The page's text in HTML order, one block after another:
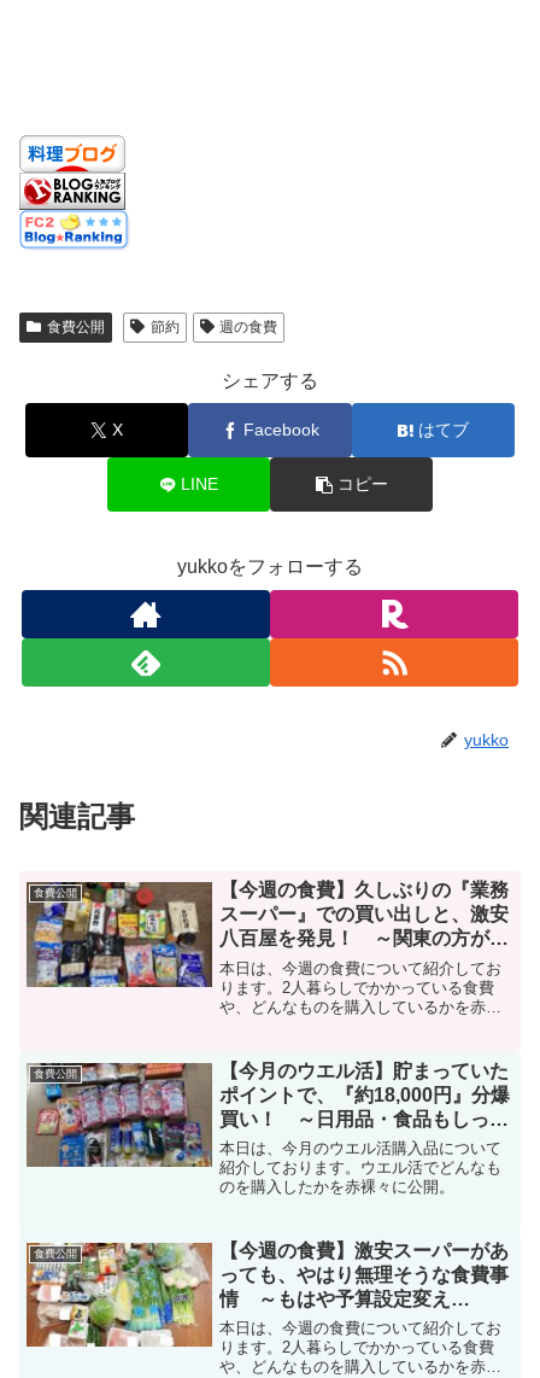
食費公開 節約 週の食費
シェアする
X Facebook はてブ
LINE コピー
yukkoをフォローする
yukko
関連記事
食費公開
【今週の食費】久しぶりの『業務
スーパー』での買い出しと、激安
八百屋を発見！ ～関東の方が物
価が安い？編|дﾟ)～
本日は、今週の食費について紹介してお
ります。2人暮らしでかかっている食費
や、どんなものを購入しているかを赤
食費公開
【今月のウエル活】貯まっていた
ポイントで、『約18,000円』分爆
買い！ ～日用品・食品もしっか
り購入|дﾟ)～
本日は、今月のウエル活購入品について
紹介しております。ウエル活でどんなも
のを購入したかを赤裸々に公開。
食費公開
【今週の食費】激安スーパーがあ
っても、やはり無理そうな食費事
情 ～もはや予算設定変え
る・・・？編|дﾟ)～
本日は、今週の食費について紹介してお
ります。2人暮らしでかかっている食費
や、どんなものを購入しているかを赤